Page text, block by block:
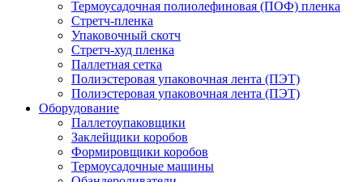
Термоусадочная полиолефиновая (ПОФ) пленка
Стретч-пленка
Упаковочный скотч
Стретч-худ пленка
Паллетная сетка
Полиэстеровая упаковочная лента (ПЭТ)
Полиэстеровая упаковочная лента (ПЭТ)
Оборудование
Паллетоупаковщики
Заклейщики коробов
Формировщики коробов
Термоусадочные машины